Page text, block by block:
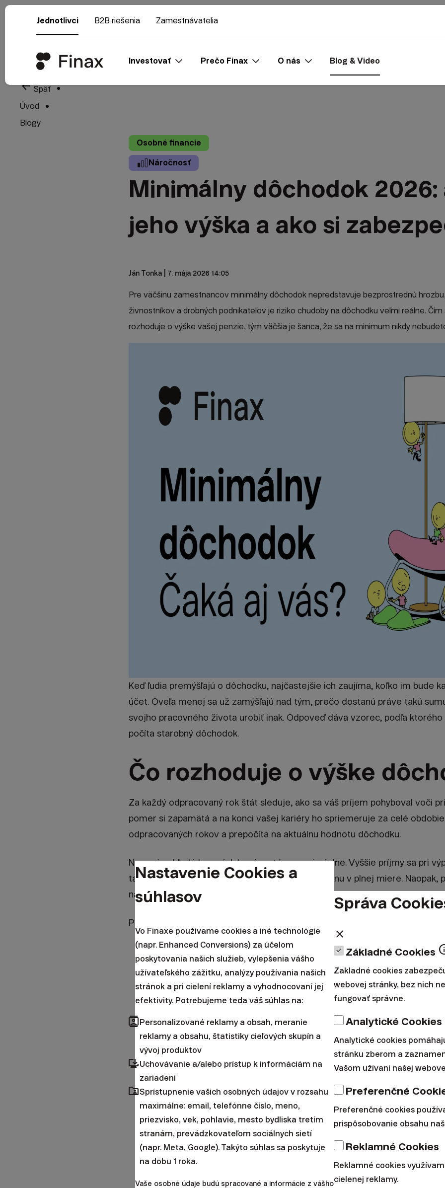
Jednotlivci B2B riešenia Zamestnávatelia
Investovať Prečo Finax O nás Blog & Video
arrow_back Späť
Úvod
Blogy
Osobné financie
Náročnosť
Minimálny dôchodok 2026:
jeho výška a ako si
Ján Tonka | 7. mája 2026 14:05
Pre väčšinu zamestnancov minimálny dôchodok nepredstavuje bezprostrednú
živnostníkov a drobných podnikateľov je riziko chudoby na dôchodku veľmi reálne.
rozhoduje o výške vašej penzie, tým väčšia je šanca, že sa na minimum nikdy
Keď ľudia premýšľajú o dôchodku, najčastejšie ich zaujíma, koľko im bude
účet. Oveľa menej sa už zamýšľajú nad tým, prečo dostanú práve takú
svojho pracovného života urobiť inak. Odpoveď dáva vzorec, podľa ktorého
počíta starobný dôchodok.
Čo rozhoduje o výške
Za každý odpracovaný rok štát sleduje, ako sa váš príjem pohyboval voči
pomer si zapamätá a na konci vašej kariéry ho spriemeruje za celé
odpracovaných rokov a prepočíta na aktuálnu hodnotu dôchodku.
Na prvý pohľad ide o zásluhový systém, no nie úplne. Vyššie príjmy sa pri
takže vysoké zárobky sa do dôchodku nepremietnu v plnej miere. Naopak,
nastupuje minimálny dôchodok.
Pri výpočte dôchodku pracuje Sociálna poisťovňa s troma premennými:
POMB(priemerný osobný mzdový bod) vyjadruje, ako váš
zodpovedal priemernej mzde v ekonomike.Ak ste zarábali
1,0. Pri polovici priemeru získate hodnotu 0,5.Zárobky vysoko
koeficientom (solidárny prvok systému). Živnostník s minimálnymi
(obdobie dôchodkového poistenia) je počet rokov, počas
dôchodkovo poistení. Roky bez odvodov, prípadne s príliš nízkymi
nezapočítavajú.Pre nárok na minimálny dôchodok treba aspoň
rokov (mzdový bod ≥ 0,241 v danom roku).
ADH (aktuálna dôchodková hodnota) je peňažná hodnota
roka pri priemernom zárobku. Určuje ju Sociálna poisťovňa
vzorca, platí vždy od 1. januára do 31. decembra. V roku 2026
poisťovnňa hodnotu ADH na 19,7633 eur.
Nastavenie Cookies a
súhlasov
Vo Finaxe používame cookies a iné technológie
(napr. Enhanced Conversions) za účelom
poskytovania našich služieb, vylepšenia vášho
užívateľského zážitku, analýzy používania našich
stránok a pri cielení reklamy a vyhodnocovaní jej
efektivity. Potrebujeme teda váš súhlas na:
contactsPersonalizované reklamy a obsah, meranie
reklamy a obsahu, štatistiky cieľových skupín a
vývoj produktov
browser_updatedUchovávanie a/alebo prístup k informáciám na
zariadení
folder_sharedSprístupnenie vašich osobných údajov v rozsahu
maximálne: email, telefónne číslo, meno,
priezvisko, vek, pohlavie, mesto bydliska tretím
stranám, prevádzkovateľom sociálnych sietí
(napr. Meta, Google). Takýto súhlas sa poskytuje
na dobu 1 roka.
Vaše osobné údaje budú spracované a informácie z vášho
Správa
close
Základné Cookies
Zakladné cookies
webovej stránky, bez nich
fungovať správne.
Analytické Cookies
Analytické cookies
stránku zberom a
Vašom užívaní našej
Preferenčné
Preferenčné cookies
prispôsobovanie obsahu
Reklamné Cookies
Reklamné cookies
cielenej reklamy.